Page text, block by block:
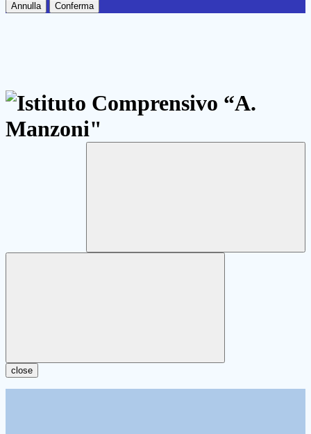
Annulla Conferma
close